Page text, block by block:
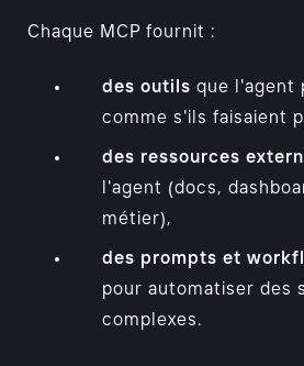
Chaque MCP fournit :
des outils que l'agent
comme s'ils faisaient
des ressources
l'agent (docs,
métier),
des prompts et
pour automatiser des
complexes.